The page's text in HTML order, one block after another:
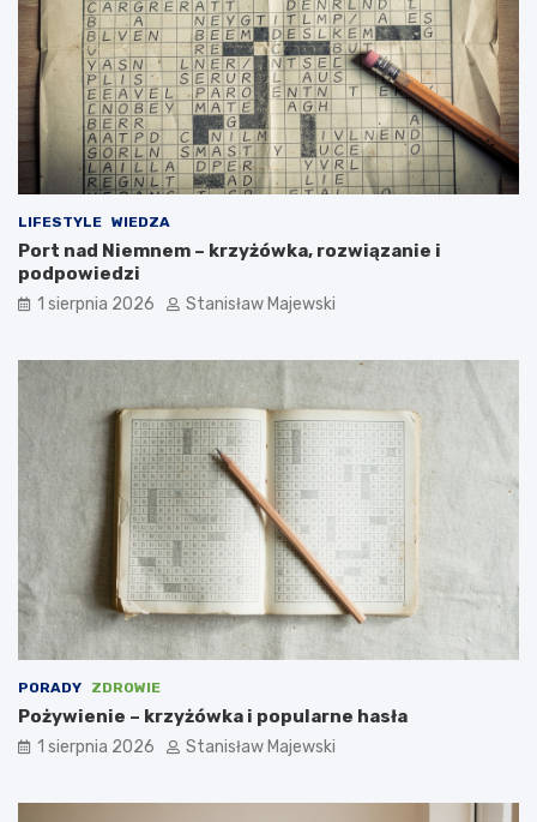
LIFESTYLE WIEDZA
Port nad Niemnem – krzyżówka, rozwiązanie i
podpowiedzi
1 sierpnia 2026 Stanisław Majewski
PORADY ZDROWIE
Pożywienie – krzyżówka i popularne hasła
1 sierpnia 2026 Stanisław Majewski